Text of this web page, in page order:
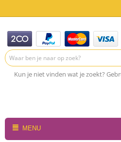
Kun je niet vinden wat je zoekt?
MENU